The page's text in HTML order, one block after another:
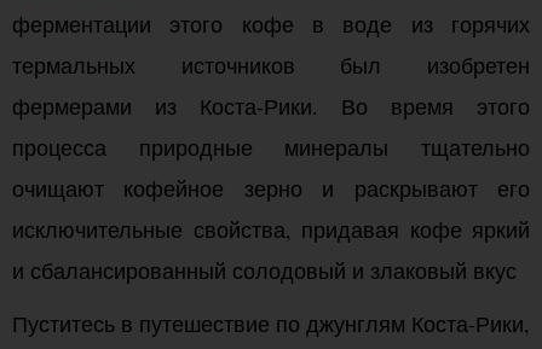
ферментации этого кофе в воде из горячих
термальных источников был изобретен
фермерами из Коста-Рики. Во время этого
процесса природные минералы тщательно
очищают кофейное зерно и раскрывают его
исключительные свойства, придавая кофе яркий
и сбалансированный солодовый и злаковый вкус
Пуститесь в путешествие по джунглям Коста-Рики,